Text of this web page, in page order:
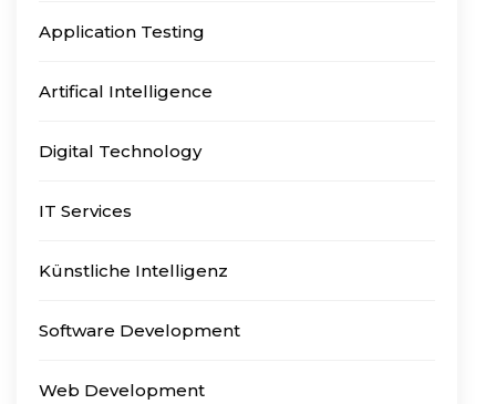
Application Testing
Artifical Intelligence
Digital Technology
IT Services
Künstliche Intelligenz
Software Development
Web Development